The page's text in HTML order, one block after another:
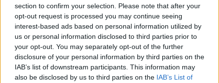
section to confirm your selection. Please note that after your
opt-out request is processed you may continue seeing
interest-based ads based on personal information utilized by
us or personal information disclosed to third parties prior to
your opt-out. You may separately opt-out of the further
disclosure of your personal information by third parties on the
IAB’s list of downstream participants. This information may
also be disclosed by us to third parties on the IAB’s List of
Verder lezen
NEWS